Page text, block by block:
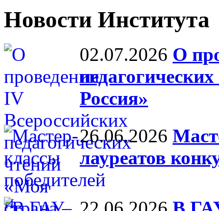
Новости Института
02.07.2026 О
Россия»
26.06.2026
лауреатов